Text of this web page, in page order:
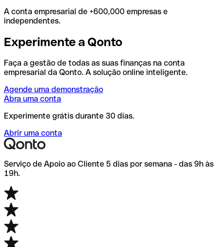
A conta empresarial de +600,000 empresas e
independentes.
Experimente a Qonto
Faça a gestão de todas as suas finanças na conta
empresarial da Qonto. A solução online inteligente.
Agende uma demonstração
Abra uma conta
Experimente grátis durante 30 dias.
Abrir uma conta
Serviço de Apoio ao Cliente 5 dias por semana - das 9h às
19h.